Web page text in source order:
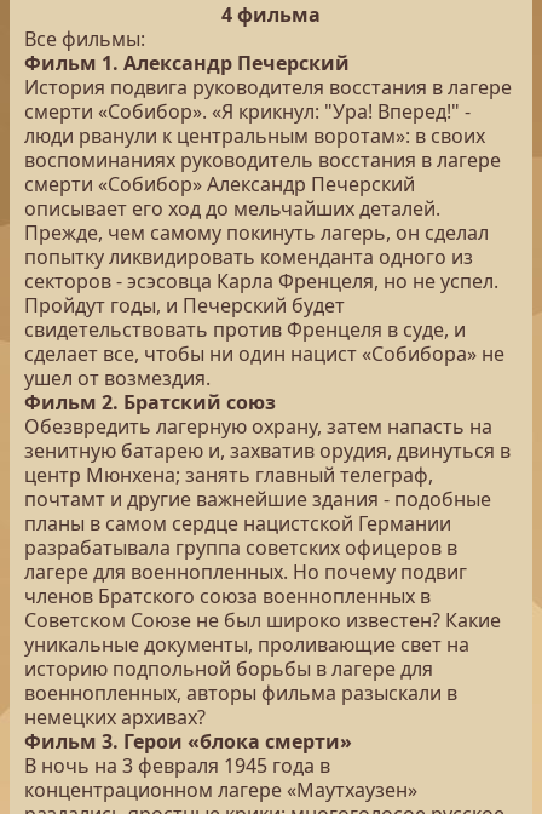
4 фильма
Все фильмы:
Фильм 1. Александр Печерский
История подвига руководителя восстания в лагере
смерти «Собибор». «Я крикнул: "Ура! Вперед!" -
люди рванули к центральным воротам»: в своих
воспоминаниях руководитель восстания в лагере
смерти «Собибор» Александр Печерский
описывает его ход до мельчайших деталей.
Прежде, чем самому покинуть лагерь, он сделал
попытку ликвидировать коменданта одного из
секторов - эсэсовца Карла Френцеля, но не успел.
Пройдут годы, и Печерский будет
свидетельствовать против Френцеля в суде, и
сделает все, чтобы ни один нацист «Собибора» не
ушел от возмездия.
Фильм 2. Братский союз
Обезвредить лагерную охрану, затем напасть на
зенитную батарею и, захватив орудия, двинуться в
центр Мюнхена; занять главный телеграф,
почтамт и другие важнейшие здания - подобные
планы в самом сердце нацистской Германии
разрабатывала группа советских офицеров в
лагере для военнопленных. Но почему подвиг
членов Братского союза военнопленных в
Советском Союзе не был широко известен? Какие
уникальные документы, проливающие свет на
историю подпольной борьбы в лагере для
военнопленных, авторы фильма разыскали в
немецких архивах?
Фильм 3. Герои «блока смерти»
В ночь на 3 февраля 1945 года в
концентрационном лагере «Маутхаузен»